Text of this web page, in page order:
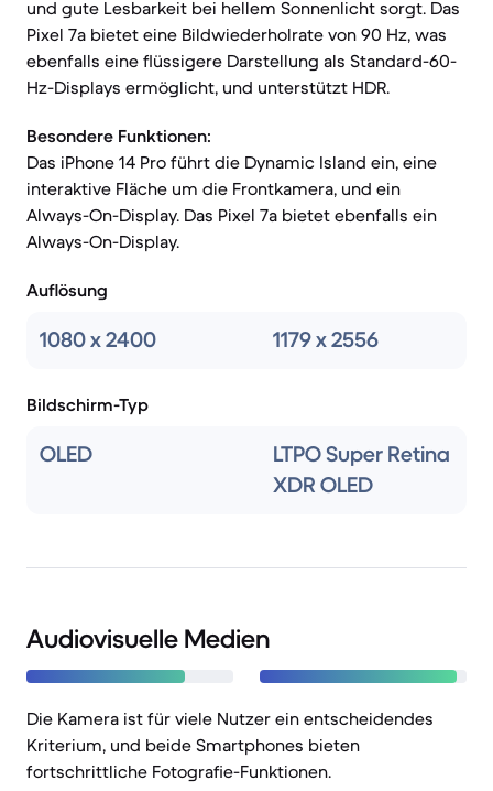
und gute Lesbarkeit bei hellem Sonnenlicht sorgt. Das
Pixel 7a bietet eine Bildwiederholrate von 90 Hz, was
ebenfalls eine flüssigere Darstellung als Standard-60-
Hz-Displays ermöglicht, und unterstützt HDR.
Besondere Funktionen:
Das iPhone 14 Pro führt die Dynamic Island ein, eine
interaktive Fläche um die Frontkamera, und ein
Always-On-Display. Das Pixel 7a bietet ebenfalls ein
Always-On-Display.
Auflösung
1080 x 2400 1179 x 2556
Bildschirm-Typ
OLED
LTPO Super Retina
XDR OLED
Audiovisuelle Medien
Die Kamera ist für viele Nutzer ein entscheidendes
Kriterium, und beide Smartphones bieten
fortschrittliche Fotografie-Funktionen.